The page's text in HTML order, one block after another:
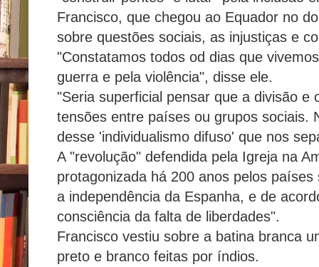
Francisco, que chegou ao Equador no
sobre questões sociais, as injustiças e
"Constatamos todos od dias que
guerra e pela violência", disse ele.
"Seria superficial pensar que a divisão e
tensões entre países ou grupos sociais.
desse 'individualismo difuso' que nos
A "revolução" defendida pela Igreja na
protagonizada há 200 anos pelos
a independência da Espanha, e de
consciência da falta de liberdades".
Francisco vestiu sobre a batina branca
preto e branco feitas por índios.